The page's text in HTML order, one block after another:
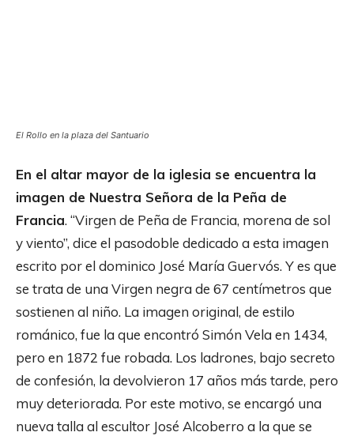
El Rollo en la plaza del Santuario
En el altar mayor de la iglesia se encuentra la
imagen de Nuestra Señora de la Peña de
Francia. “Virgen de Peña de Francia, morena de sol
y viento”, dice el pasodoble dedicado a esta imagen
escrito por el dominico José María Guervós. Y es que
se trata de una Virgen negra de 67 centímetros que
sostienen al niño. La imagen original, de estilo
románico, fue la que encontró Simón Vela en 1434,
pero en 1872 fue robada. Los ladrones, bajo secreto
de confesión, la devolvieron 17 años más tarde, pero
muy deteriorada. Por este motivo, se encargó una
nueva talla al escultor José Alcoberro a la que se